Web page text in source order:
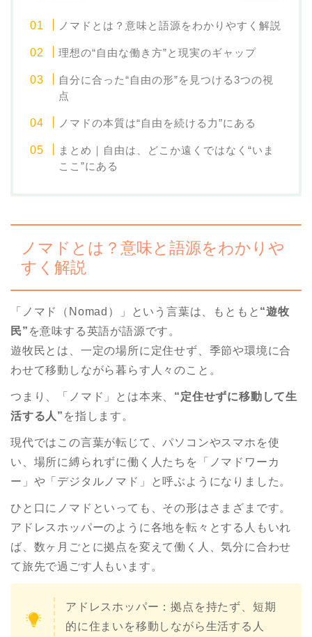
ノマドとは？意味と語源をわかりやすく解説
理想の“自由な働き方”と現実のギャップ
自分に合った“自由の形”を見つける3つの視
点
ノマドの本質は“自由を続ける力”にある
まとめ｜自由は、どこか遠くではなく“いま
ここ”にある
ノマドとは？意味と語源をわかりや
すく解説
「ノマド（Nomad）」という言葉は、もともと “遊牧
民” を意味する英語が語源です。
遊牧民とは、一定の場所に定住せず、季節や環境に合
わせて移動しながら暮らす人々のこと。
つまり、「ノマド」とは本来、 “定住せずに移動して生
活する人” を指します。
現代ではこの言葉が転じて、パソコンやスマホを使
い、場所に縛られずに働く人たちを「ノマドワーカ
ー」や「デジタルノマド」と呼ぶようになりました。
ひと口にノマドといっても、その形はさまざまです。
アドレスホッパーのように各地を転々とする人もいれ
ば、数ヶ月ごとに拠点を変えて働く人、気分に合わせ
て旅先で過ごす人もいます。
アドレスホッパー：拠点を持たず、短期
的に住まいを移動しながら生活する人